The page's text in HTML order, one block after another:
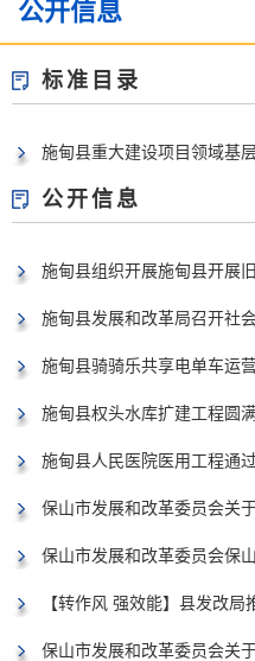
公开信息
标准目录
施甸县重大建设项目领域基
公开信息
施甸县组织开展施甸县开展
施甸县发展和改革局召开社
施甸县骑骑乐共享电单车运
施甸县权头水库扩建工程圆
施甸县人民医院医用工程通
保山市发展和改革委员会关
保山市发展和改革委员会保
【转作风 强效能】县发改
保山市发展和改革委员会关